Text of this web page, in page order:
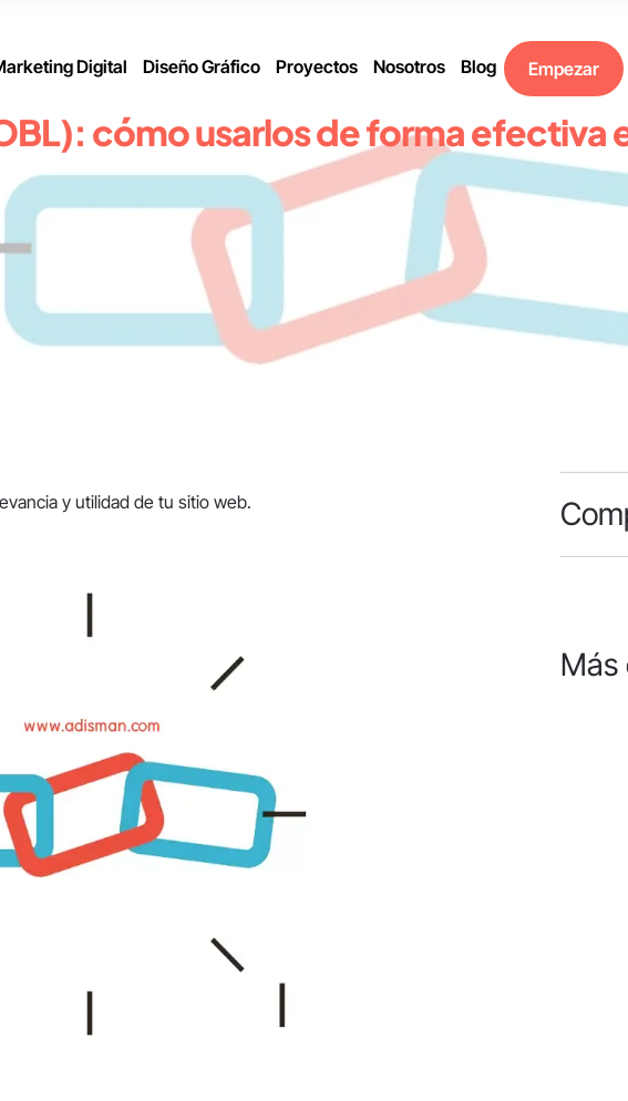
Digital Diseño Gráfico Proyectos Nosotros Blog Empezar
cómo usarlos de forma efectiva
y utilidad de tu sitio web.
Más